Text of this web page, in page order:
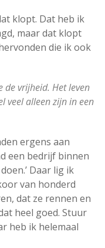
klopt. Dat heb ik
maar dat klopt
die ik ook
de vrijheid. Het leven
veel alleen zijn in een
ergens aan
een bedrijf binnen
Daar lig ik
van honderd
dat ze rennen en
heel goed. Stuur
heb ik helemaal